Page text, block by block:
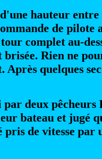
hauteur entre
de pilote
complet au-
brisée. Rien ne
Après quelques
deux pêcheurs
bateau et jugé
pris de vitesse par